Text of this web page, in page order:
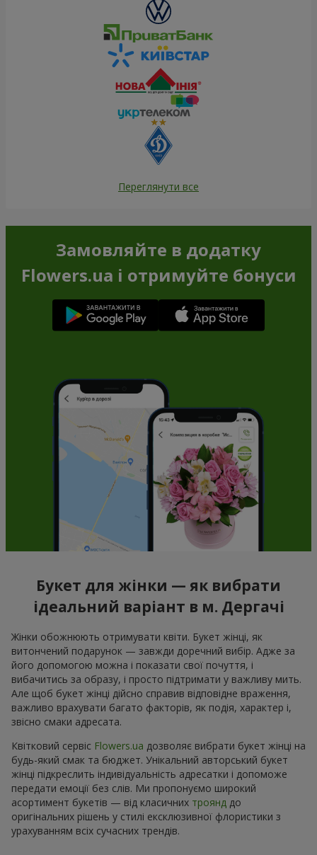
Переглянути все
Замовляйте в додатку
Flowers.ua і отримуйте бонуси
Букет для жінки — як вибрати
ідеальний варіант в м. Дергачі
Жінки обожнюють отримувати квіти. Букет жінці, як
витончений подарунок — завжди доречний вибір. Адже за
його допомогою можна і показати свої почуття, і
вибачитись за образу, і просто підтримати у важливу мить.
Але щоб букет жінці дійсно справив відповідне враження,
важливо врахувати багато факторів, як подія, характер і,
звісно смаки адресата.
Квітковий сервіс Flowers.ua дозволяє вибрати букет жінці на
будь-який смак та бюджет. Унікальний авторський букет
жінці підкреслить індивідуальність адресатки і допоможе
передати емоції без слів. Ми пропонуємо широкий
асортимент букетів — від класичних троянд до
оригінальних рішень у стилі ексклюзивної флористики з
урахуванням всіх сучасних трендів.